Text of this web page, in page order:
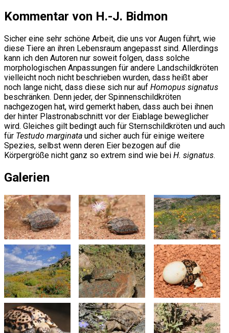
Kommentar von H.-J. Bidmon
Sicher eine sehr schöne Arbeit, die uns vor Augen führt, wie
diese Tiere an ihren Lebensraum angepasst sind. Allerdings
kann ich den Autoren nur soweit folgen, dass solche
morphologischen Anpassungen für andere Landschildkröten
vielleicht noch nicht beschrieben wurden, dass heißt aber
noch lange nicht, dass diese sich nur auf Homopus signatus
beschränken. Denn jeder, der Spinnenschildkröten
nachgezogen hat, wird gemerkt haben, dass auch bei ihnen
der hinter Plastronabschnitt vor der Eiablage beweglicher
wird. Gleiches gilt bedingt auch für Sternschildkröten und auch
für Testudo marginata und sicher auch für einige weitere
Spezies, selbst wenn deren Eier bezogen auf die
Körpergröße nicht ganz so extrem sind wie bei H. signatus.
Galerien